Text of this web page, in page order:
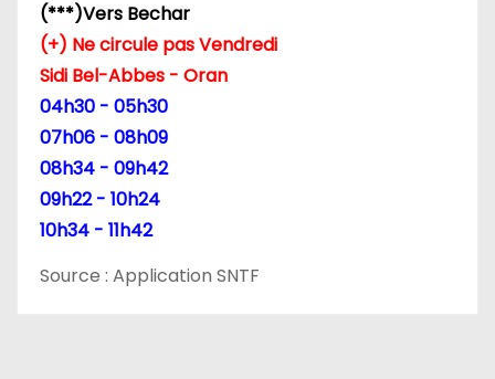
c
e
(***)Vers Bechar
(+) Ne circule pas Vendredi
Sidi Bel-Abbes - Oran
04h30 - 05h30
07h06 - 08h09
08h34 - 09h42
09h22 - 10h24
10h34 - 11h42
Source : Application SNTF